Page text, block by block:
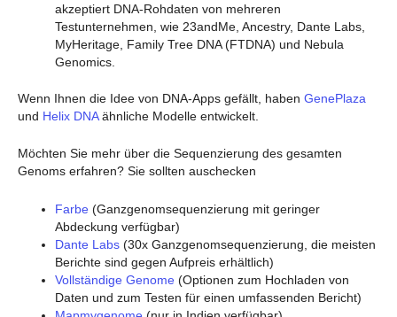
akzeptiert DNA-Rohdaten von mehreren
Testunternehmen, wie 23andMe, Ancestry, Dante Labs,
MyHeritage, Family Tree DNA (FTDNA) und Nebula
Genomics.
Wenn Ihnen die Idee von DNA-Apps gefällt, haben GenePlaza
und Helix DNAähnliche Modelle entwickelt.
Möchten Sie mehr über die Sequenzierung des gesamten
Genoms erfahren? Sie sollten auschecken
Farbe (Ganzgenomsequenzierung mit geringer
Abdeckung verfügbar)
Dante Labs (30x Ganzgenomsequenzierung, die meisten
Berichte sind gegen Aufpreis erhältlich)
Vollständige Genome (Optionen zum Hochladen von
Daten und zum Testen für einen umfassenden Bericht)